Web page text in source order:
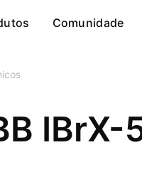
Comunidade